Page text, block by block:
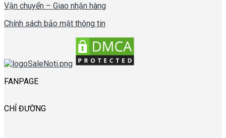
Vận chuyển – Giao nhận hàng
Chính sách bảo mật thông tin
FANPAGE
CHỈ ĐƯỜNG